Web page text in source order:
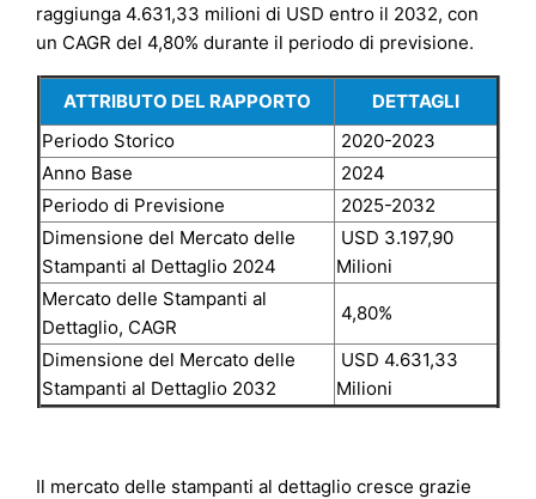
raggiunga 4.631,33 milioni di USD entro il 2032, con
un CAGR del 4,80% durante il periodo di previsione.
ATTRIBUTO DEL RAPPORTO
DETTAGLI
Periodo Storico
2020-2023
Anno Base
2024
Periodo di Previsione
2025-2032
Dimensione del Mercato delle
Stampanti al Dettaglio 2024
USD 3.197,90
Milioni
Mercato delle Stampanti al
Dettaglio, CAGR
4,80%
Dimensione del Mercato delle
Stampanti al Dettaglio 2032
USD 4.631,33
Milioni
Il mercato delle stampanti al dettaglio cresce grazie